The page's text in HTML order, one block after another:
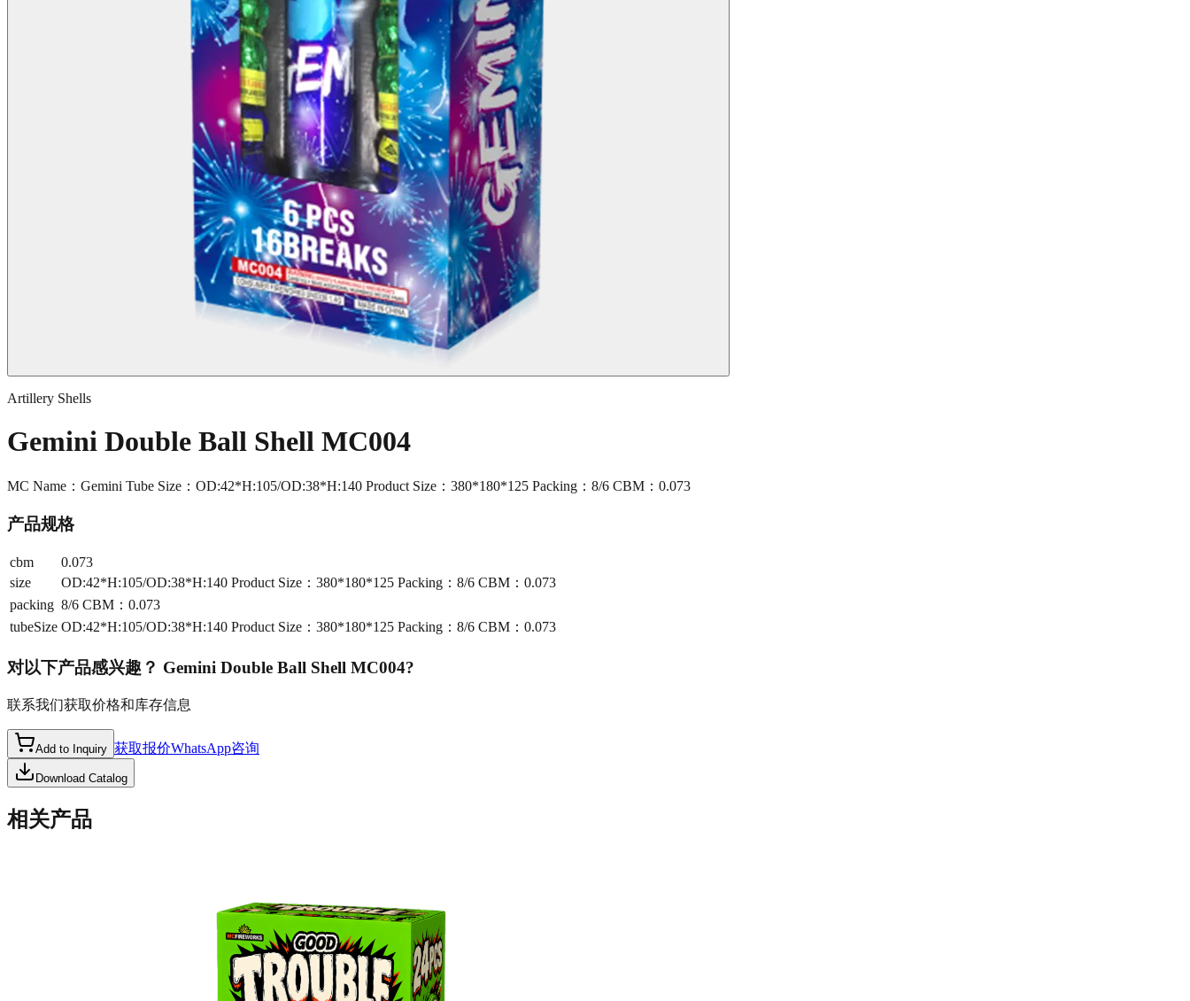
Artillery Shells
Gemini Double Ball Shell MC004
MC Name：Gemini Tube Size：OD:42*H:105/OD:38*H:140 Product Size：380*180*125 Packing：8/6 CBM：0.073
产品规格
cbm
0.073
size
OD:42*H:105/OD:38*H:140 Product Size：380*180*125 Packing：8/6 CBM：0.073
packing 8/6 CBM：0.073
tubeSize OD:42*H:105/OD:38*H:140 Product Size：380*180*125 Packing：8/6 CBM：0.073
对以下产品感兴趣？ Gemini Double Ball Shell MC004?
联系我们获取价格和库存信息
Add to Inquiry 获取报价WhatsApp咨询
Download Catalog
相关产品